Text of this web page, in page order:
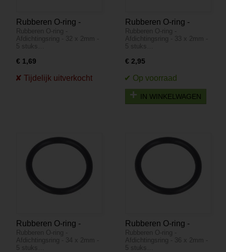
Rubberen O-ring -
Afdichtingsring - 32 x
2mm - 5 stuks
Rubberen O-ring -
Afdichtingsring - 32 x 2mm -
5 stuks…
€ 1,69
Rubberen O-ring -
Afdichtingsring - 33 x
2mm - 5 stuks
Rubberen O-ring -
Afdichtingsring - 33 x 2mm -
5 stuks…
€ 2,95
IN WINKELWAGEN
Rubberen O-ring -
Afdichtingsring - 34 x
2mm - 5 stuks
Rubberen O-ring -
Afdichtingsring - 34 x 2mm -
5 stuks…
Rubberen O-ring -
Afdichtingsring - 36 x
2mm - 5 stuks
Rubberen O-ring -
Afdichtingsring - 36 x 2mm -
5 stuks…